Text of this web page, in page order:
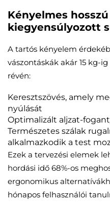
Kényelmes
kiegyensúlyozott
A tartós kényelem
vászontáskák akár 15 kg-
révén:
Keresztszövés, amely
nyúlását
Optimalizált aljzat-
Természetes szálak
alkalmazkodik a test
Ezek a tervezési elemek
hordási idő 68%-os
ergonomikus
hónapos felhasználói